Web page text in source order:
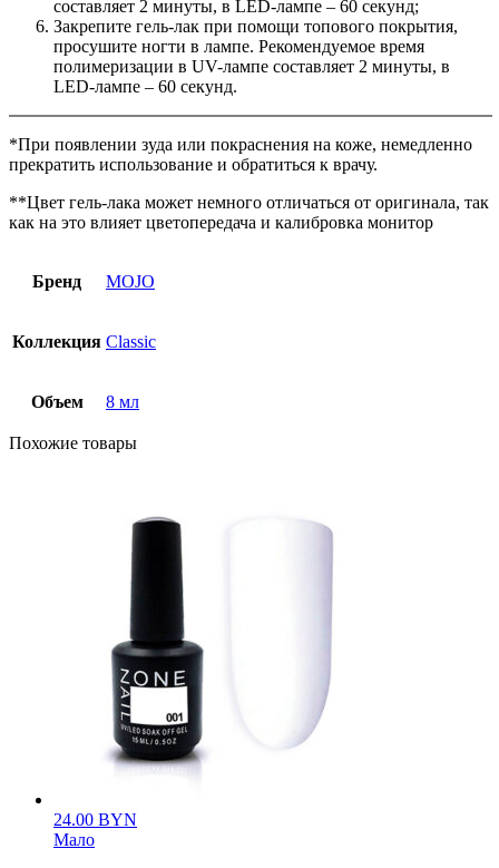
составляет 2 минуты, в LED-лампе – 60 секунд;
Закрепите гель-лак при помощи топового покрытия,
просушите ногти в лампе. Рекомендуемое время
полимеризации в UV-лампе составляет 2 минуты, в
LED-лампе – 60 секунд.
*При появлении зуда или покраснения на коже, немедленно
прекратить использование и обратиться к врачу.
**Цвет гель-лака может немного отличаться от оригинала, так
как на это влияет цветопередача и калибровка монитор
Бренд MOJO
Коллекция Classic
Объем 8 мл
Похожие товары
24.00 BYN
Мало